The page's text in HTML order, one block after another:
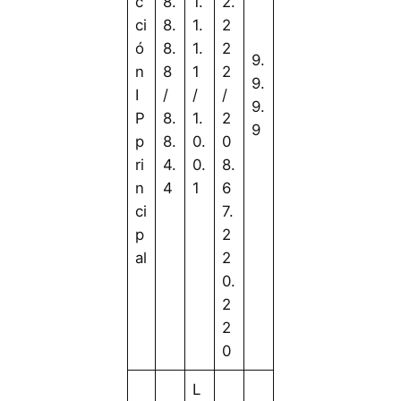
ci
ó
n
I
P
p
ri
n
ci
p
al
8.
8.
8
/
8.
8.
4.
4
1.
1.
1
/
1.
0.
0.
1
2
2
2
/
2
0
8.
6
7.
2
2
0.
2
2
0
9.
9.
9.
9
L